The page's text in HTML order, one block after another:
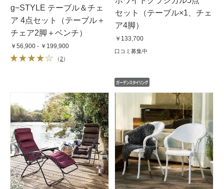
g−STYLE テーブル＆チェ
ア 4点セット（テーブル＋
チェア2脚＋ベンチ）
￥56,900 - ￥199,900
（2）
セット（テーブル×1、チェ
ア4脚）
￥133,700
口コミ募集中